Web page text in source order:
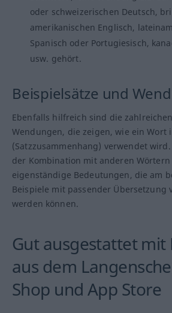
oder schweizerischen Deutsch,
amerikanischen Englisch,
Spanisch oder Portugiesisch,
usw. gehört.
Beispielsätze und
Ebenfalls hilfreich sind die
Wendungen, die zeigen, wie ein Wort
(Satzzusammenhang) verwendet
der Kombination mit anderen Wörtern
eigenständige Bedeutungen, die am
Beispiele mit passender Übersetzung
werden können.
Gut ausgestattet
aus dem
Shop und App Store